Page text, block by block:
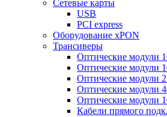
Сетевые карты
USB
PCI express
Оборудование xPON
Трансиверы
Оптические модули
Оптические модули
Оптические модули
Оптические модули
Оптические модули
Кабели прямого